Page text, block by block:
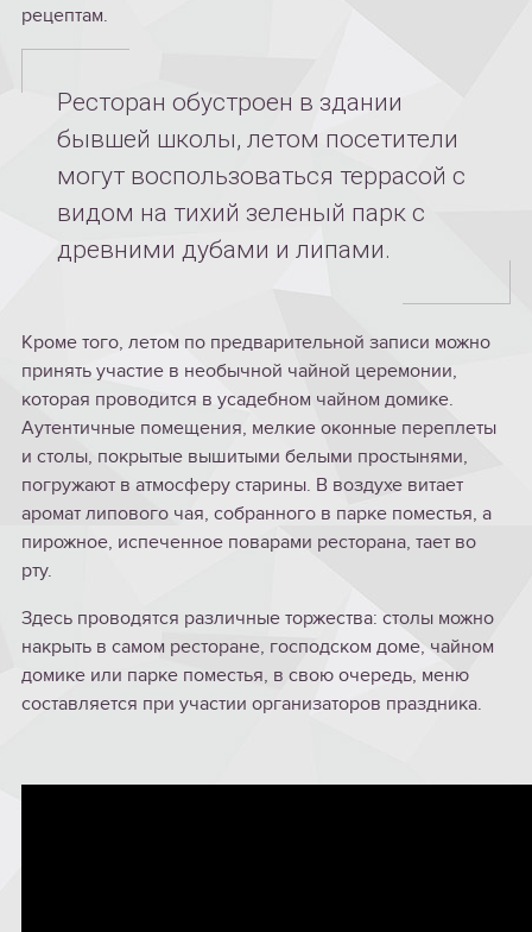
рецептам.
Ресторан обустроен в здании
бывшей школы, летом посетители
могут воспользоваться террасой с
видом на тихий зеленый парк с
древними дубами и липами.
Кроме того, летом по предварительной записи можно
принять участие в необычной чайной церемонии,
которая проводится в усадебном чайном домике.
Аутентичные помещения, мелкие оконные переплеты
и столы, покрытые вышитыми белыми простынями,
погружают в атмосферу старины. В воздухе витает
аромат липового чая, собранного в парке поместья, а
пирожное, испеченное поварами ресторана, тает во
рту.
Здесь проводятся различные торжества: столы можно
накрыть в самом ресторане, господском доме, чайном
домике или парке поместья, в свою очередь, меню
составляется при участии организаторов праздника.